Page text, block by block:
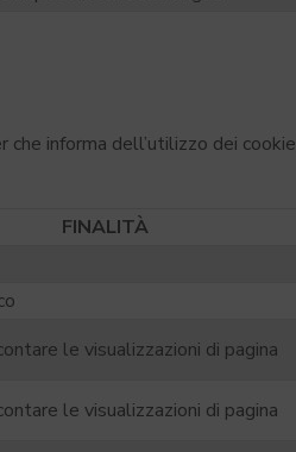
che informa dell’utilizzo dei
FINALITÀ
le visualizzazioni di pagina
le visualizzazioni di pagina